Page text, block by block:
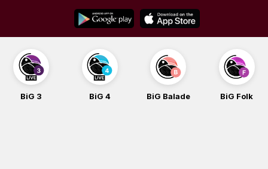
content
BiG 3 BiG 4 BiG Balade BiG Folk